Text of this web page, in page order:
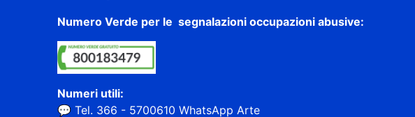
Numero Verde per le segnalazioni occupazioni abusive:
Numeri utili:
💬 Tel. 366 - 5700610 WhatsApp Arte